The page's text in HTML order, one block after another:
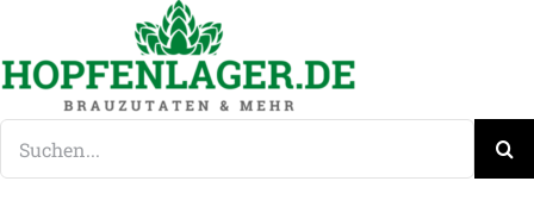
springen